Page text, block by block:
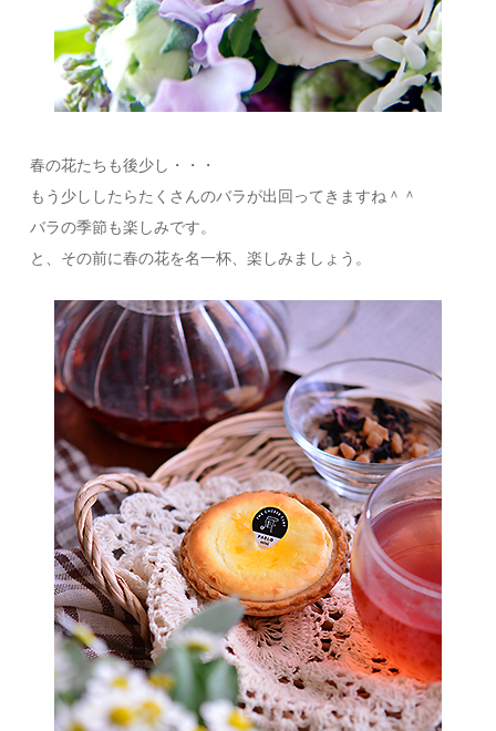
春の花たちも後少し・・・
もう少ししたらたくさんのバラが出回ってきますね＾＾
バラの季節も楽しみです。
と、その前に春の花を名一杯、楽しみましょう。